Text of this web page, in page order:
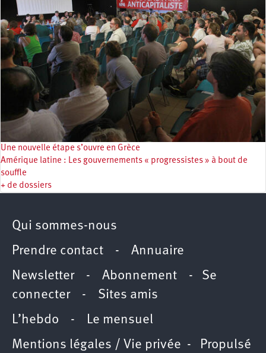
Une nouvelle étape s’ouvre en Grèce
Amérique latine : Les gouvernements « progressistes » à bout de
souffle
+ de dossiers
Qui sommes-nous
Prendre contact - Annuaire
Newsletter - Abonnement - Se
connecter- Sites amis
L’hebdo - Le mensuel
Mentions légales / Vie privée - Propulsé